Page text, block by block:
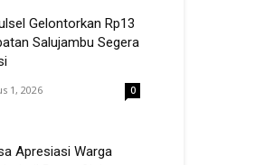
Gelontorkan Rp13
Salujambu Segera
1, 2026 0
Apresiasi Warga